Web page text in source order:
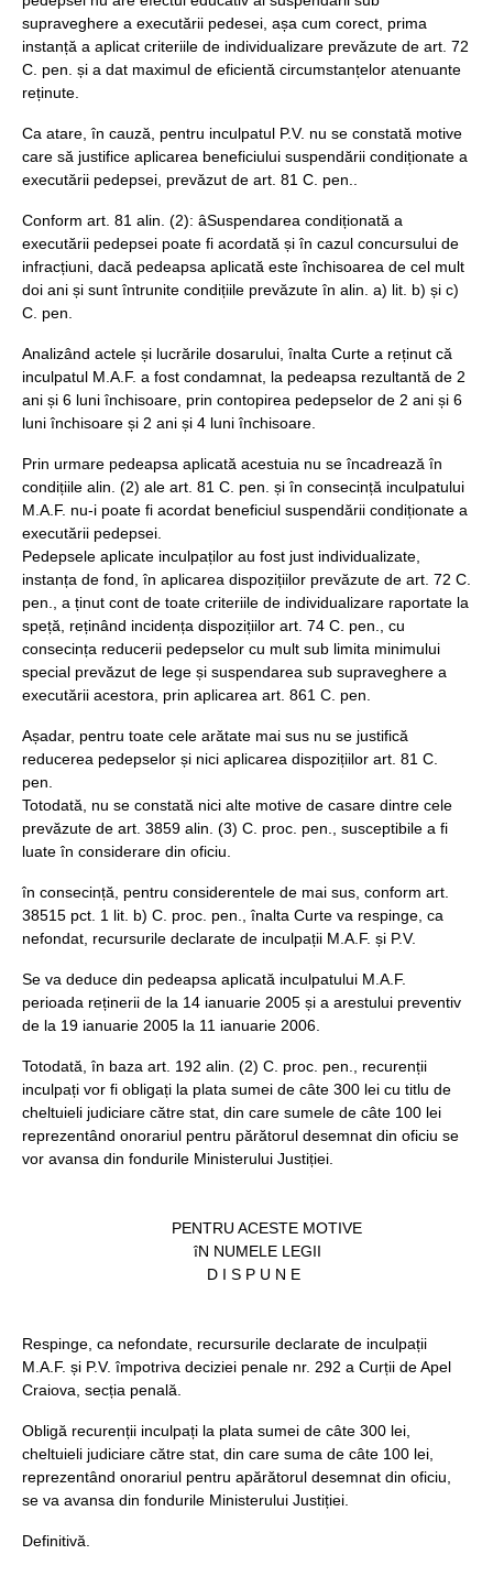
supraveghere a executării pedesei, așa cum corect, prima
instanță a aplicat criteriile de individualizare prevăzute de art. 72
C. pen. și a dat maximul de eficientă circumstanțelor atenuante
reținute.
Ca atare, în cauză, pentru inculpatul P.V. nu se constată motive
care să justifice aplicarea beneficiului suspendării condiționate a
executării pedepsei, prevăzut de art. 81 C. pen..
Conform art. 81 alin. (2): âSuspendarea condiționată a
executării pedepsei poate fi acordată și în cazul concursului de
infracțiuni, dacă pedeapsa aplicată este închisoarea de cel mult
doi ani și sunt întrunite condițiile prevăzute în alin. a) lit. b) și c)
C. pen.
Analizând actele și lucrările dosarului, înalta Curte a reținut că
inculpatul M.A.F. a fost condamnat, la pedeapsa rezultantă de 2
ani și 6 luni închisoare, prin contopirea pedepselor de 2 ani și 6
luni închisoare și 2 ani și 4 luni închisoare.
Prin urmare pedeapsa aplicată acestuia nu se încadrează în
condițiile alin. (2) ale art. 81 C. pen. și în consecință inculpatului
M.A.F. nu-i poate fi acordat beneficiul suspendării condiționate a
executării pedepsei.
Pedepsele aplicate inculpaților au fost just individualizate,
instanța de fond, în aplicarea dispozițiilor prevăzute de art. 72 C.
pen., a ținut cont de toate criteriile de individualizare raportate la
speță, reținând incidența dispozițiilor art. 74 C. pen., cu
consecința reducerii pedepselor cu mult sub limita minimului
special prevăzut de lege și suspendarea sub supraveghere a
executării acestora, prin aplicarea art. 861 C. pen.
Așadar, pentru toate cele arătate mai sus nu se justifică
reducerea pedepselor și nici aplicarea dispozițiilor art. 81 C.
pen.
Totodată, nu se constată nici alte motive de casare dintre cele
prevăzute de art. 3859 alin. (3) C. proc. pen., susceptibile a fi
luate în considerare din oficiu.
în consecință, pentru considerentele de mai sus, conform art.
38515 pct. 1 lit. b) C. proc. pen., înalta Curte va respinge, ca
nefondat, recursurile declarate de inculpații M.A.F. și P.V.
Se va deduce din pedeapsa aplicată inculpatului M.A.F.
perioada reținerii de la 14 ianuarie 2005 și a arestului preventiv
de la 19 ianuarie 2005 la 11 ianuarie 2006.
Totodată, în baza art. 192 alin. (2) C. proc. pen., recurenții
inculpați vor fi obligați la plata sumei de câte 300 lei cu titlu de
cheltuieli judiciare către stat, din care sumele de câte 100 lei
reprezentând onorariul pentru părătorul desemnat din oficiu se
vor avansa din fondurile Ministerului Justiției.
PENTRU ACESTE MOTIVE
îN NUMELE LEGII
D I S P U N E
Respinge, ca nefondate, recursurile declarate de inculpații
M.A.F. și P.V. împotriva deciziei penale nr. 292 a Curții de Apel
Craiova, secția penală.
Obligă recurenții inculpați la plata sumei de câte 300 lei,
cheltuieli judiciare către stat, din care suma de câte 100 lei,
reprezentând onorariul pentru apărătorul desemnat din oficiu,
se va avansa din fondurile Ministerului Justiției.
Definitivă.